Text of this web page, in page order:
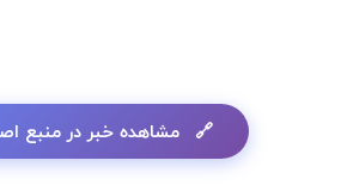
مشاهده خبر در منبع